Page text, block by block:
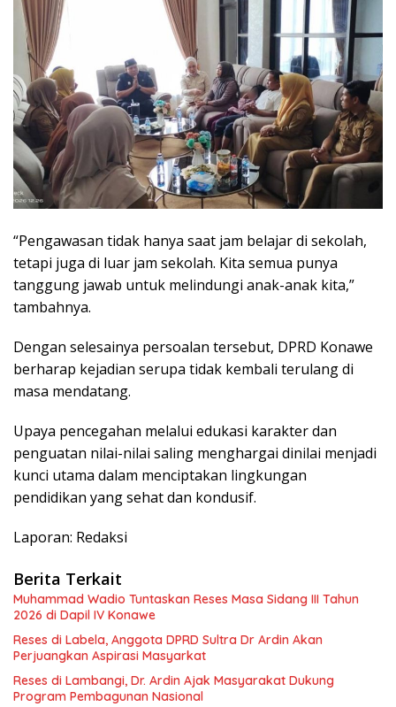
“Pengawasan tidak hanya saat jam belajar di sekolah,
tetapi juga di luar jam sekolah. Kita semua punya
tanggung jawab untuk melindungi anak-anak kita,”
tambahnya.
Dengan selesainya persoalan tersebut, DPRD Konawe
berharap kejadian serupa tidak kembali terulang di
masa mendatang.
Upaya pencegahan melalui edukasi karakter dan
penguatan nilai-nilai saling menghargai dinilai menjadi
kunci utama dalam menciptakan lingkungan
pendidikan yang sehat dan kondusif.
Laporan: Redaksi
Berita Terkait
Muhammad Wadio Tuntaskan Reses Masa Sidang III Tahun
2026 di Dapil IV Konawe
Reses di Labela, Anggota DPRD Sultra Dr Ardin Akan
Perjuangkan Aspirasi Masyarkat
Reses di Lambangi, Dr. Ardin Ajak Masyarakat Dukung
Program Pembagunan Nasional